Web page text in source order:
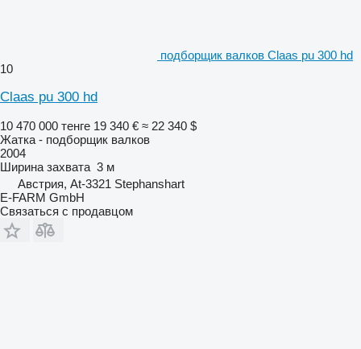
подборщик валков Claas pu 300 hd
10
Claas pu 300 hd
10 470 000 тенге 19 340 € ≈ 22 340 $
Жатка - подборщик валков
2004
Ширина захвата 3 м
Австрия, At-3321 Stephanshart
E-FARM GmbH
Связаться с продавцом